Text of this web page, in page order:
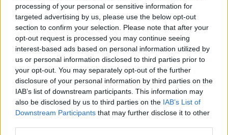
processing of your personal or sensitive information for
targeted advertising by us, please use the below opt-out
section to confirm your selection. Please note that after your
opt-out request is processed you may continue seeing
interest-based ads based on personal information utilized by
us or personal information disclosed to third parties prior to
your opt-out. You may separately opt-out of the further
disclosure of your personal information by third parties on the
IAB’s list of downstream participants. This information may
also be disclosed by us to third parties on the IAB’s List of
Downstream Participants that may further disclose it to other
Τραγωδία στις Σέρρες: Σφοδρή μετωπική σύγκρουση
φορτηγού με αυτοκίνητο – Δύο νεκροί
7 Αυγούστου, 2026
Άγριος θάνατος για διεθνή ποδοσφαιριστή στην Ουγκάντα:
Τον ξυλοκόπησαν με πλάκες πεζοδρομίου για να του πάρουν
κινητό και χρήματα
7 Αυγούστου, 2026